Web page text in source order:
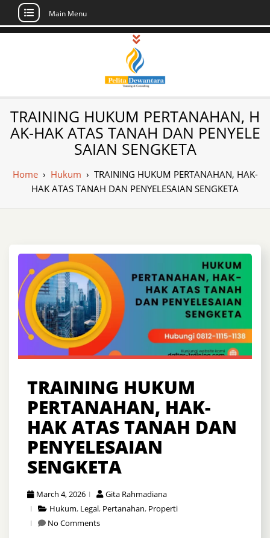
Skip
Main Menu
Pusat Pelatihan
dan Sertifikasi –
Daftar Training
Indonesia
Sertifikasi di Indonesia
TRAINING HUKUM PERTANAHAN, H
AK-HAK ATAS TANAH DAN PENYELE
SAIAN SENGKETA
Home› Hukum › TRAINING HUKUM PERTANAHAN, HAK-
HAK ATAS TANAH DAN PENYELESAIAN SENGKETA
TRAINING HUKUM
PERTANAHAN, HAK-
HAK ATAS TANAH DAN
PENYELESAIAN
SENGKETA
March 4, 2026
Gita Rahmadiana
Hukum, Legal, Pertanahan, Properti
No Comments